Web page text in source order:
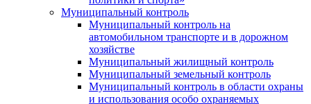
Муниципальный контроль
Муниципальный контроль на
автомобильном транспорте и в дорожном
хозяйстве
Муниципальный жилищный контроль
Муниципальный земельный контроль
Муниципальный контроль в области охраны
и использования особо охраняемых